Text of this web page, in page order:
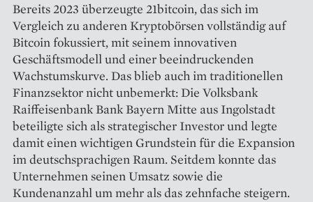
Bereits 2023 überzeugte 21bitcoin, das sich im
Vergleich zu anderen Kryptobörsen vollständig auf
Bitcoin fokussiert, mit seinem innovativen
Geschäftsmodell und einer beeindruckenden
Wachstumskurve. Das blieb auch im traditionellen
Finanzsektor nicht unbemerkt: Die Volksbank
Raiffeisenbank Bank Bayern Mitte aus Ingolstadt
beteiligte sich als strategischer Investor und legte
damit einen wichtigen Grundstein für die Expansion
im deutschsprachigen Raum. Seitdem konnte das
Unternehmen seinen Umsatz sowie die
Kundenanzahl um mehr als das zehnfache steigern.